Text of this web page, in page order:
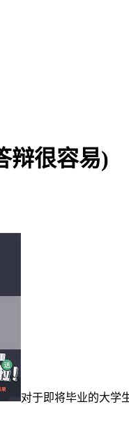
辩很容易)
对于即将毕业的大学